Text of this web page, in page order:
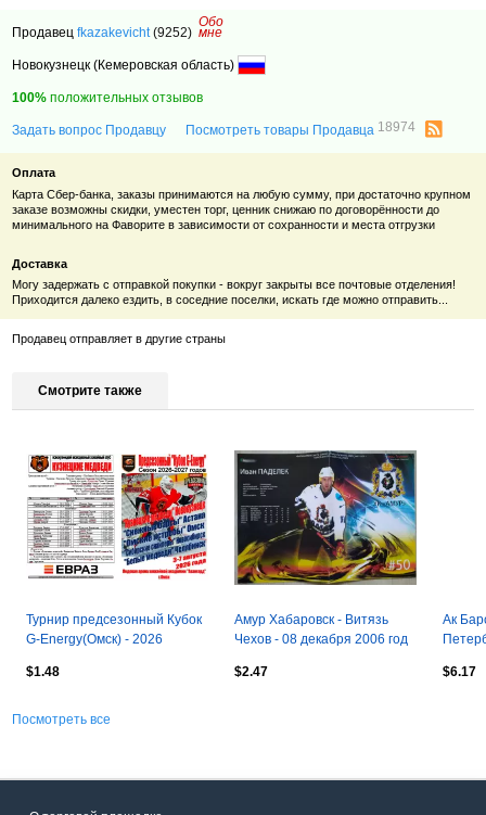
Продавецfkazakevicht (9252)
Обо
мне
Новокузнецк (Кемеровская область)
100% положительных отзывов
Задать вопрос Продавцу Посмотреть товары Продавца 18974
Оплата
Карта Сбер-банка, заказы принимаются на любую сумму, при достаточно крупном
заказе возможны скидки, уместен торг, ценник снижаю по договорённости до
минимального на Фаворите в зависимости от сохранности и места отгрузки
Доставка
Могу задержать с отправкой покупки - вокруг закрыты все почтовые отделения!
Приходится далеко ездить, в соседние поселки, искать где можно отправить...
Продавец отправляет в другие страны
Смотрите также
Турнир предсезонный Кубок
G-Energy(Омск) - 2026
$1.48
Амур Хабаровск - Витязь
Чехов - 08 декабря 2006 год
$2.47
Ак
$6.17
Посмотреть все